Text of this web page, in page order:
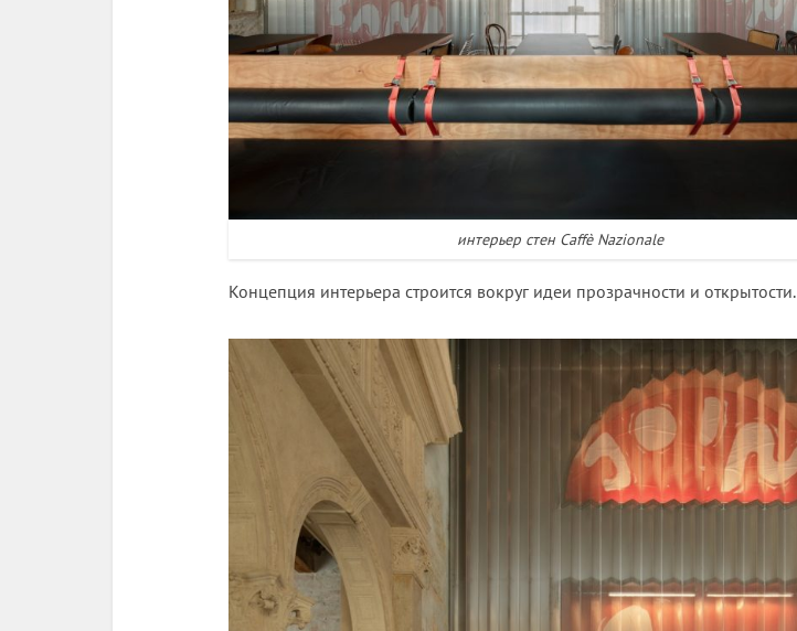
интерьер стен Caffè Nazionale
Концепция интерьера строится вокруг идеи прозрачности и открытости.